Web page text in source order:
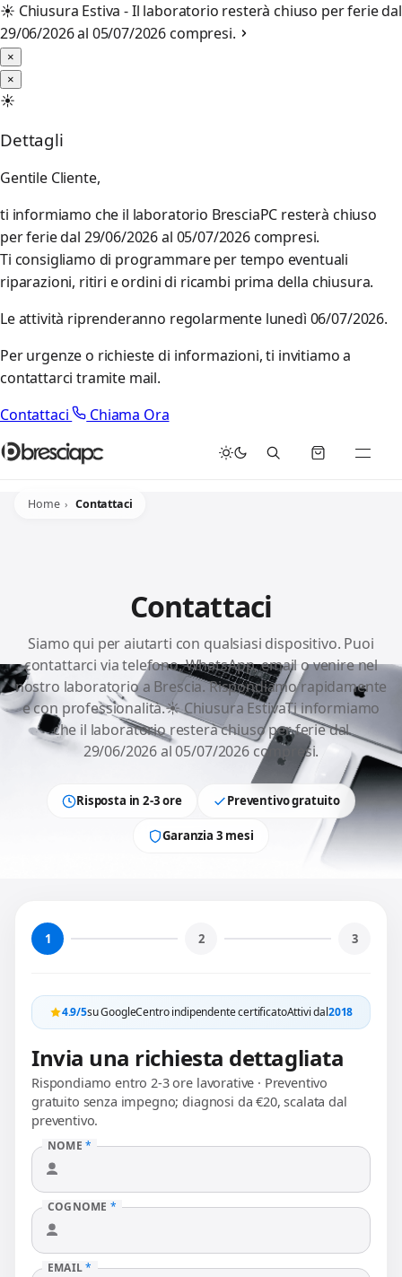
☀️ Chiusura Estiva - Il laboratorio resterà chiuso per ferie dal
29/06/2026 al 05/07/2026 compresi.
×
×
☀️
Dettagli
Gentile Cliente,
ti informiamo che il laboratorio BresciaPC resterà chiuso
per ferie dal 29/06/2026 al 05/07/2026 compresi.
Ti consigliamo di programmare per tempo eventuali
riparazioni, ritiri e ordini di ricambi prima della chiusura.
Le attività riprenderanno regolarmente lunedì 06/07/2026.
Per urgenze o richieste di informazioni, ti invitiamo a
contattarci tramite mail.
Contattaci
Chiama Ora
Home Contattaci
Contattaci
Siamo qui per aiutarti con qualsiasi dispositivo. Puoi
contattarci via telefono, WhatsApp, email o venire nel
nostro laboratorio a Brescia. Rispondiamo rapidamente
e con professionalità.☀️ Chiusura EstivaTi informiamo
che il laboratorio resterà chiuso per ferie dal
29/06/2026 al 05/07/2026 compresi.
Risposta in 2-3 ore Preventivo gratuito
Garanzia 3 mesi
1 2 3
4.9/5su GoogleCentro indipendente certificatoAttivi dal2018
Invia una richiesta dettagliata
Rispondiamo entro 2-3 ore lavorative · Preventivo
gratuito senza impegno; diagnosi da €20, scalata dal
preventivo.
NOME*
COGNOME *
EMAIL*